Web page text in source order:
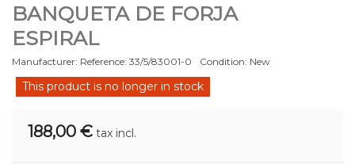
BANQUETA DE FORJA
ESPIRAL
Manufacturer: Reference: 33/5/83001-0 Condition: New
This product is no longer in stock
188,00 € tax incl.